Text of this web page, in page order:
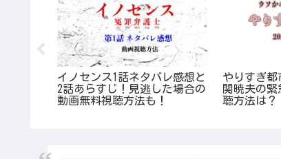
イノセンス1話ネタバレ感想と
2話あらすじ！見逃した場合の
動画無料視聴方法も！
やりすぎ都
関暁夫の緊
聴方法は？